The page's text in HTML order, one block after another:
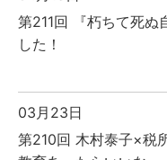
第211回 『朽ちて死
した！
03月23日
第210回 木村泰子×税